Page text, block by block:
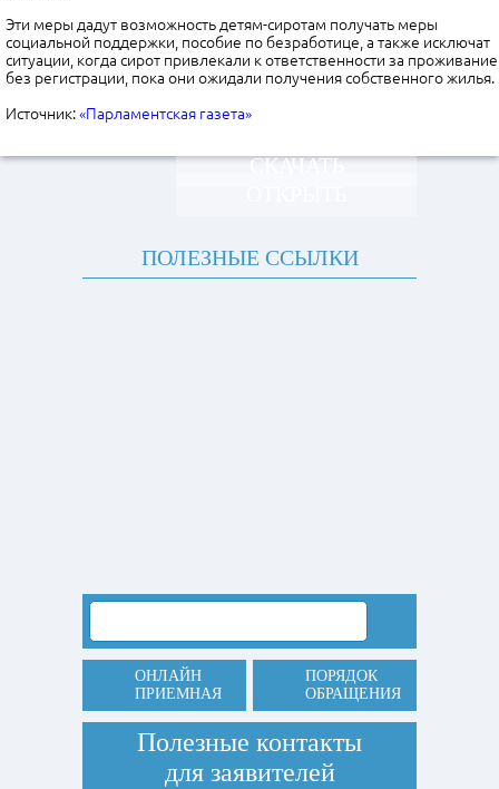
Эти меры дадут возможность детям-сиротам получать меры
социальной поддержки, пособие по безработице, а также исключат
ситуации, когда сирот привлекали к ответственности за проживание
без регистрации, пока они ожидали получения собственного жилья.
Источник:«Парламентская газета»
СКАЧАТЬ
ПОЛЕЗНЫЕ ССЫЛКИ
ОНЛАЙН
ПРИЕМНАЯ
ПОРЯДОК
ОБРАЩЕНИЯ
Полезные контакты
для заявителей